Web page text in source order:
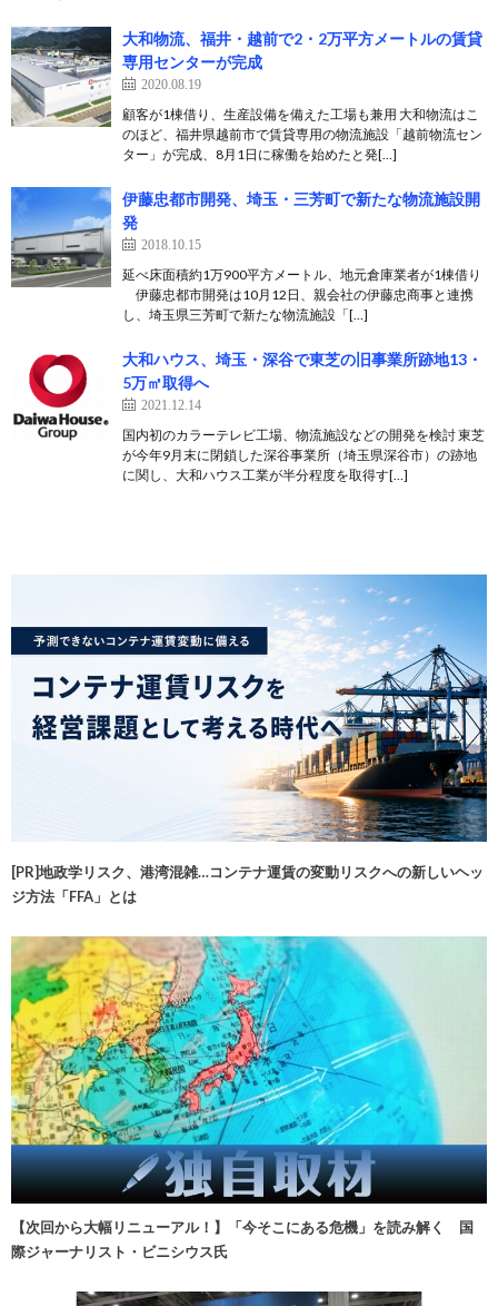
大和物流、福井・越前で2・2万平方メートルの賃貸
専用センターが完成
2020.08.19
顧客が1棟借り、生産設備を備えた工場も兼用 大和物流はこ
のほど、福井県越前市で賃貸専用の物流施設「越前物流セン
ター」が完成、8月1日に稼働を始めたと発[…]
伊藤忠都市開発、埼玉・三芳町で新たな物流施設開
発
2018.10.15
延べ床面積約1万900平方メートル、地元倉庫業者が1棟借り
伊藤忠都市開発は10月12日、親会社の伊藤忠商事と連携
し、埼玉県三芳町で新たな物流施設「[…]
大和ハウス、埼玉・深谷で東芝の旧事業所跡地13・
5万㎡取得へ
2021.12.14
国内初のカラーテレビ工場、物流施設などの開発を検討 東芝
が今年9月末に閉鎖した深谷事業所（埼玉県深谷市）の跡地
に関し、大和ハウス工業が半分程度を取得す[…]
[PR]地政学リスク、港湾混雑…コンテナ運賃の変動リスクへの新しいヘッ
ジ方法「FFA」とは
【次回から大幅リニューアル！】「今そこにある危機」を読み解く 国
際ジャーナリスト・ビニシウス氏